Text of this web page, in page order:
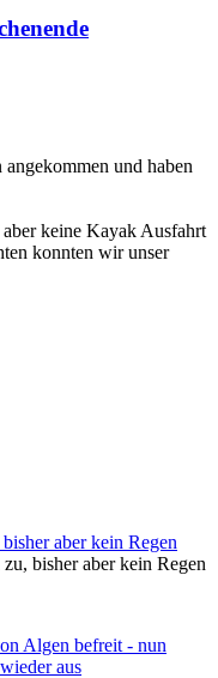
und haben
keine Kayak Ausfahrt
konnten wir unser
bisher aber kein Regen